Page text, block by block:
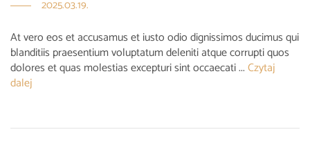
2025.03.19.
At vero eos et accusamus et iusto odio dignissimos ducimus qui
blanditiis praesentium voluptatum deleniti atque corrupti quos
dolores et quas molestias excepturi sint occaecati ...Czytaj
dalej